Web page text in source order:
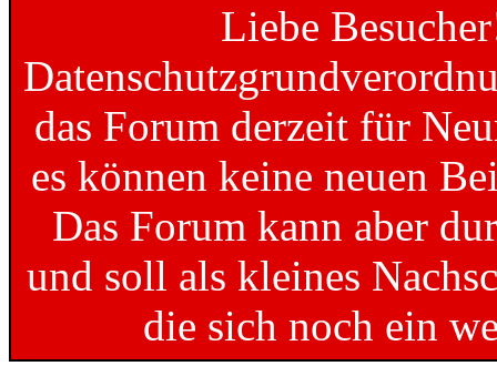
Liebe
das Forum derzeit für
es können keine neuen
Das Forum kann aber
und soll als kleines
die sich noch ein